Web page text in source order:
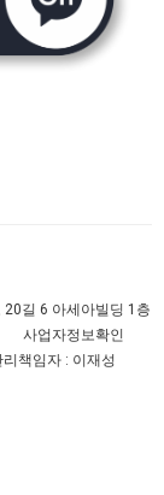
길 6 아세아빌딩 1층
사업자정보확인
책임자 : 이재성